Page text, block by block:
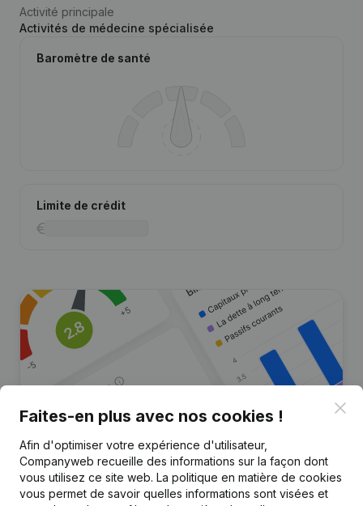
Activité principale
Activités de médecine spécialisée
Baromètre de santé
Limite de crédit
Vous recherchez plus
d’informations sur cette entreprise
?
Faites-en plus avec nos cookies !
Afin d'optimiser votre expérience d'utilisateur,
Companyweb recueille des informations sur la façon dont
vous utilisez ce site web. La politique en matière de cookies
vous permet de savoir quelles informations sont visées et